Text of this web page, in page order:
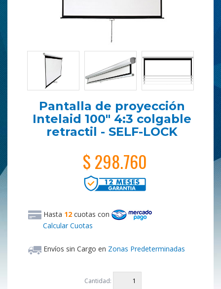
Pantalla de proyección
Intelaid 100" 4:3 colgable
retractil - SELF-LOCK
$ 298.760
Hasta 12 cuotas con
Calcular Cuotas
Envíos sin Cargo en Zonas Predeterminadas
Cantidad: